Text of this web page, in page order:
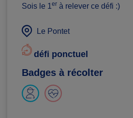
Sois le 1er à relever ce défi :)
Le Pontet
défi ponctuel
Badges à récolter